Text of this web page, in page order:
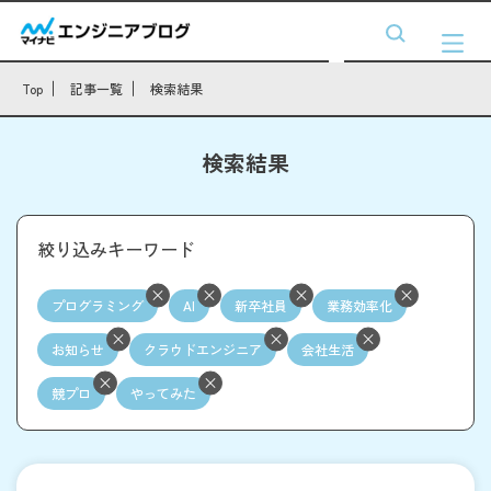
Top 記事一覧 検索結果
検索結果
絞り込みキーワード
プログラミング AI 新卒社員 業務効率化
お知らせ クラウドエンジニア 会社生活
競プロ やってみた